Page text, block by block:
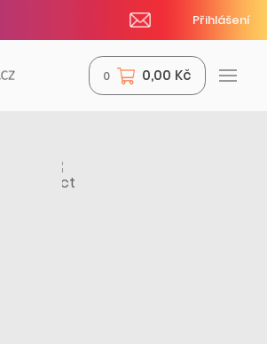
Přihlášení
0 0,00 Kč